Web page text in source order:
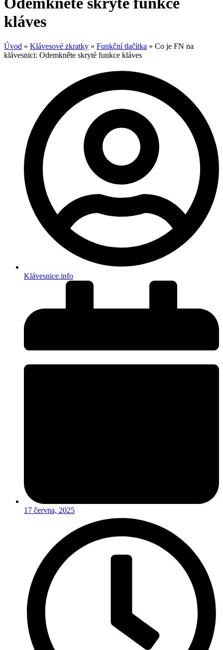
kláves
Úvod » Klávesové zkratky » Funkční tlačítka » Co je FN na
klávesnici: Odemkněte skryté funkce kláves
Klávesnice.info
17 června, 2025